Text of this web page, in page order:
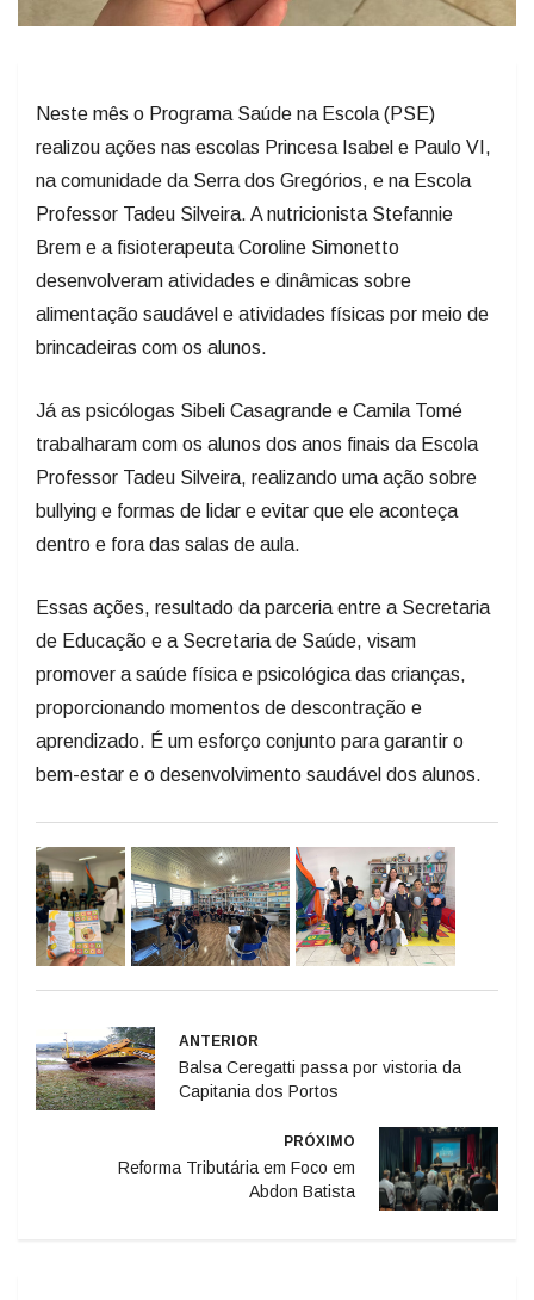
Neste mês o Programa Saúde na Escola (PSE)
realizou ações nas escolas Princesa Isabel e Paulo VI,
na comunidade da Serra dos Gregórios, e na Escola
Professor Tadeu Silveira. A nutricionista Stefannie
Brem e a fisioterapeuta Coroline Simonetto
desenvolveram atividades e dinâmicas sobre
alimentação saudável e atividades físicas por meio de
brincadeiras com os alunos.
Já as psicólogas Sibeli Casagrande e Camila Tomé
trabalharam com os alunos dos anos finais da Escola
Professor Tadeu Silveira, realizando uma ação sobre
bullying e formas de lidar e evitar que ele aconteça
dentro e fora das salas de aula.
Essas ações, resultado da parceria entre a Secretaria
de Educação e a Secretaria de Saúde, visam
promover a saúde física e psicológica das crianças,
proporcionando momentos de descontração e
aprendizado. É um esforço conjunto para garantir o
bem-estar e o desenvolvimento saudável dos alunos.
ANTERIOR
Balsa Ceregatti passa por vistoria da
Capitania dos Portos
PRÓXIMO
Reforma Tributária em Foco em
Abdon Batista